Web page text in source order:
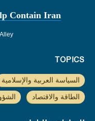
Contain Iran
TOPICS
السياسة العربية والإسلامية
الطاقة والاقتصاد